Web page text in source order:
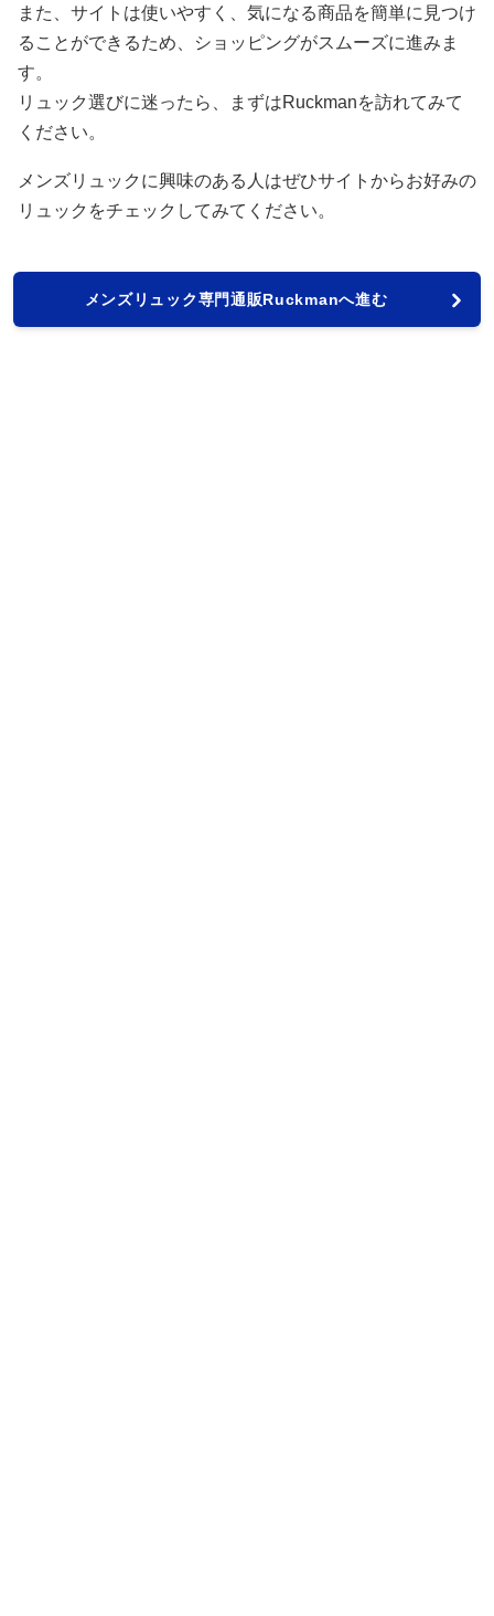
また、サイトは使いやすく、気になる商品を簡単に見つけ
ることができるため、ショッピングがスムーズに進みま
す。
リュック選びに迷ったら、まずはRuckmanを訪れてみて
ください。
メンズリュックに興味のある人はぜひサイトからお好みの
リュックをチェックしてみてください。
メンズリュック専門通販Ruckmanへ進む